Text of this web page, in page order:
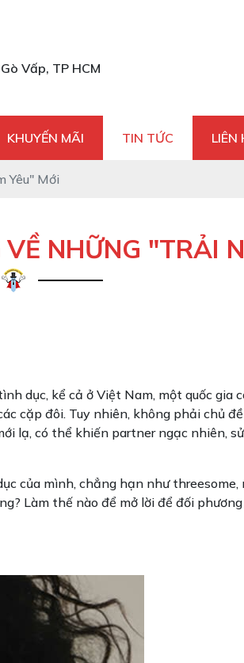
Vấp, TP HCM
KHUYẾN MÃI TIN TỨC LIÊN
Yêu" Mới
NHỮNG "TRẢI
dục, kể cả ở Việt Nam, một quốc
cặp đôi. Tuy nhiên, không phải chủ
lạ, có thể khiến partner ngạc nhiên,
của mình, chẳng hạn như
Làm thế nào để mở lời để đối